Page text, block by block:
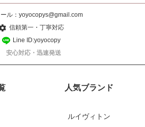
ル： yoyocopys@gmail.com
信頼第一・丁寧対応
Line ID:yoyocopy
安心対応・迅速発送
人気ブランド
ルイヴィトン